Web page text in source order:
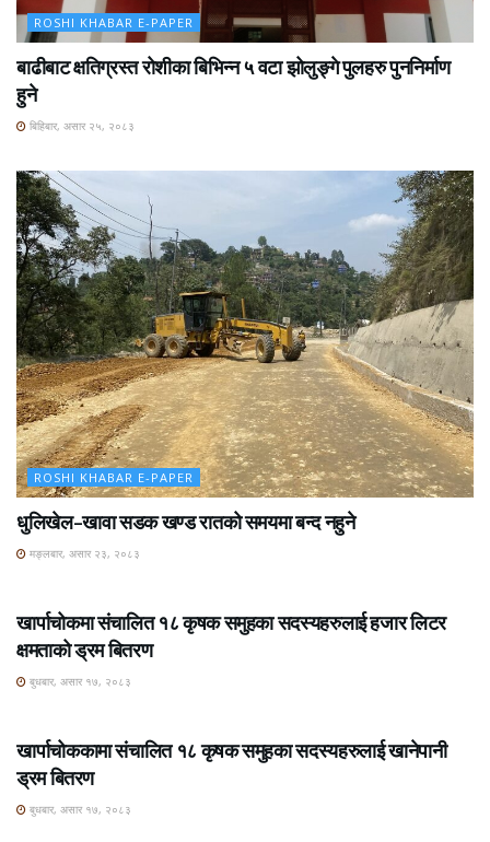
ROSHI KHABAR E-PAPER
बाढीबाट क्षतिग्रस्त रोशीका बिभिन्न ५ वटा झोलुङ्गे पुलहरु पुननिर्माण
हुने
बिहिबार, असार २५, २०८३
ROSHI KHABAR E-PAPER
धुलिखेल–खावा सडक खण्ड रातको समयमा बन्द नहुने
मङ्लबार, असार २३, २०८३
खार्पाचोकमा संचालित १८ कृषक समुहका सदस्यहरुलाई हजार लिटर
क्षमताको ड्रम बितरण
बुधबार, असार १७, २०८३
खार्पाचोककामा संचालित १८ कृषक समुहका सदस्यहरुलाई खानेपानी
ड्रम बितरण
बुधबार, असार १७, २०८३